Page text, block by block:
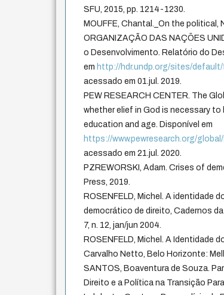
SFU, 2015, pp. 1214-1230.
MOUFFE, Chantal._On the political,
ORGANIZAÇÃO DAS NAÇÕES
o Desenvolvimento. Relatório do
em http://hdr.undp.org/sites/
acessado em 01.jul. 2019.
PEW RESEARCH CENTER. The
whether elief in God is necessary to
education and age. Disponível em
https://www.pewresearch.org/
acessado em 21.jul. 2020.
PZREWORSKI, Adam. Crises of
Press, 2019.
ROSENFELD, Michel. A
democrático de direito, Cadernos
7, n. 12, jan/jun 2004.
ROSENFELD, Michel. A Identidade
Carvalho Netto, Belo Horizonte:
SANTOS, Boaventura de Souza.
Direito e a Política na Transição